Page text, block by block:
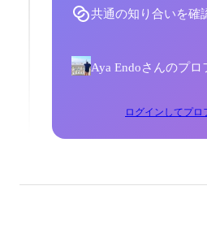
共通の知り合いを確
Aya Endoさんのプ
ログインしてプロ